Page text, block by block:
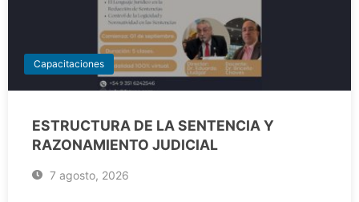
Capacitaciones
ESTRUCTURA DE LA SENTENCIA Y
RAZONAMIENTO JUDICIAL
7 agosto, 2026